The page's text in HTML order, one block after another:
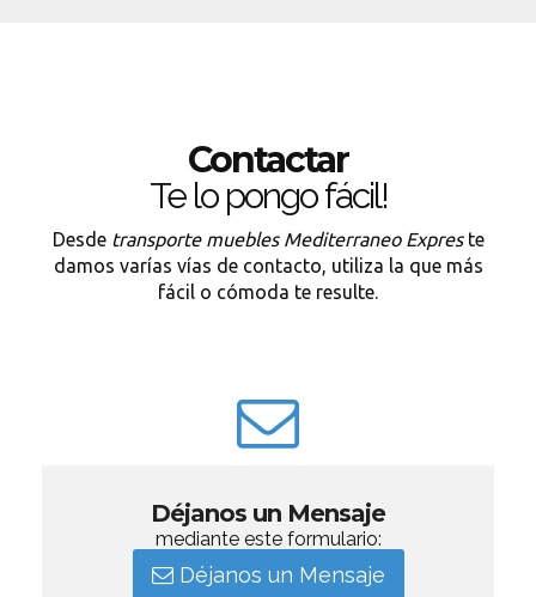
Contactar
Te lo pongo fácil!
Desde transporte muebles Mediterraneo Expreste
damos varías vías de contacto, utiliza la que más
fácil o cómoda te resulte.
Déjanos un Mensaje
mediante este formulario:
Déjanos un Mensaje